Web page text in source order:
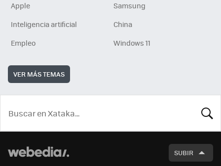
Apple
Samsung
Inteligencia artificial
China
Empleo
Windows 11
VER MÁS TEMAS
SUBIR